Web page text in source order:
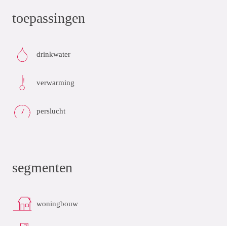
toepassingen
drinkwater
verwarming
perslucht
segmenten
woningbouw